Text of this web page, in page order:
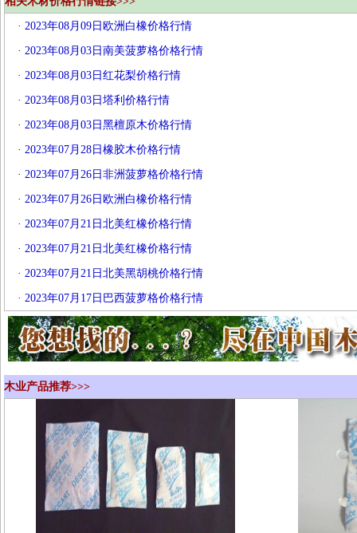
· 2023年08月09日欧洲白橡价格行情
· 2023年08月03日南美菠萝格价格行情
· 2023年08月03日红花梨价格行情
· 2023年08月03日塔利价格行情
· 2023年08月03日黑檀原木价格行情
· 2023年07月28日橡胶木价格行情
· 2023年07月26日非洲菠萝格价格行情
· 2023年07月26日欧洲白橡价格行情
· 2023年07月21日北美红橡价格行情
· 2023年07月21日北美红橡价格行情
· 2023年07月21日北美黑胡桃价格行情
· 2023年07月17日巴西菠萝格价格行情
木业产品推荐>>>